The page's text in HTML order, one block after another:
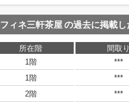
ィネ三軒茶屋の過去に掲載し
所在階 間取り
1階
***
1階
***
2階
***